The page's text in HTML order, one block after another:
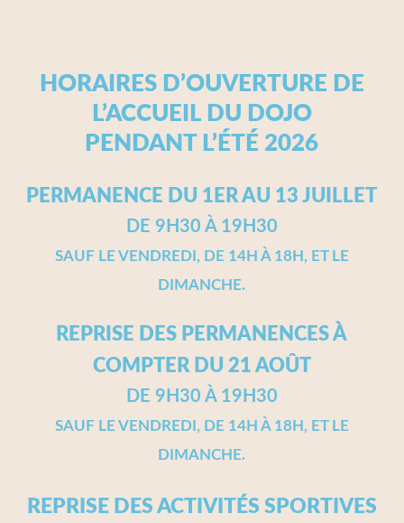
HORAIRES D’OUVERTURE DE
L’ACCUEIL DU DOJO
PENDANT L’ÉTÉ 2026
PERMANENCE DU 1ER AU 13 JUILLET
DE 9H30 À 19H30
SAUF LE VENDREDI, DE 14H À 18H, ET LE
DIMANCHE.
REPRISE DES PERMANENCES À
COMPTER DU 21 AOÛT
DE 9H30 À 19H30
SAUF LE VENDREDI, DE 14H À 18H, ET LE
DIMANCHE.
REPRISE DES ACTIVITÉS SPORTIVES